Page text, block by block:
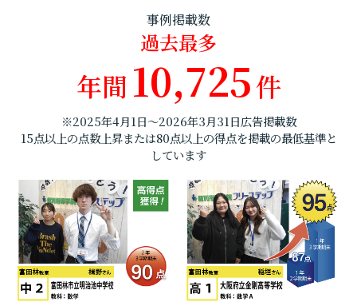
事例掲載数
過去最多
年間 10,725件
※2025年4月1日～2026年3月31日広告掲載数
15点以上の点数上昇または80点以上の得点を掲載の最低基準と
しています